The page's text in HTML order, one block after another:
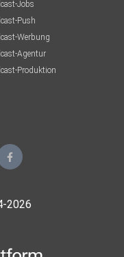
Jobs
Push
Werbung
Agentur
Produktion
2026